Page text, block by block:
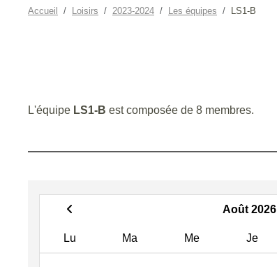
Accueil Loisirs 2023-2024 Les équipes LS1-B
L'équipe LS1-B est composée de 8 membres.
Août 2026
Lu Ma Me Je